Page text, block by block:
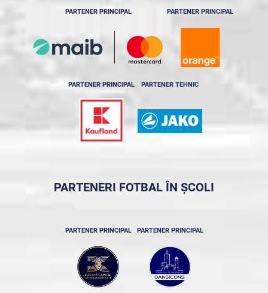
PARTENER PRINCIPAL PARTENER PRINCIPAL
PARTENER PRINCIPAL PARTENER TEHNIC
PARTENERI FOTBAL ÎN ȘCOLI
PARTENER PRINCIPAL PARTENER PRINCIPAL